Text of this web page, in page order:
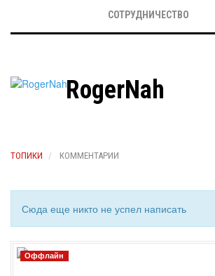
СОТРУДНИЧЕСТВО
RogerNah
ТОПИКИ КОММЕНТАРИИ
Сюда еще никто не успел написать
Оффлайн